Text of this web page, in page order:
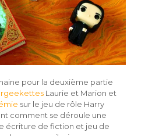
pour la deuxième partie
Laurie et Marion et
sur le jeu de rôle Harry
comment se déroule une
écriture de fiction et jeu de